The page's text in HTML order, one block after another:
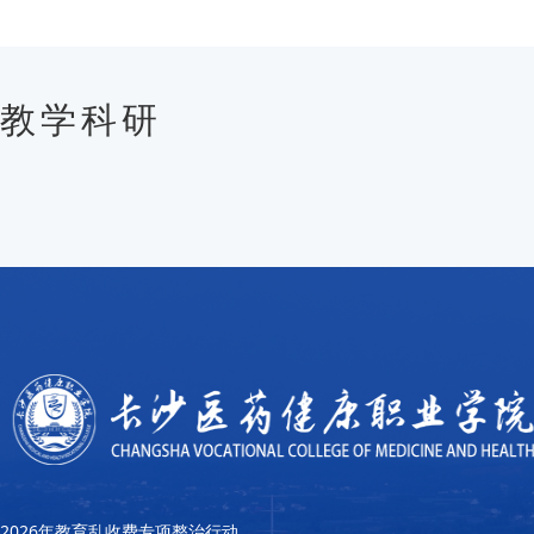
教学科研